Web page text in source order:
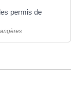
permis de